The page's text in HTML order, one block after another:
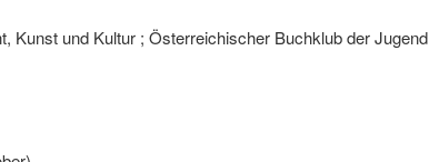
Kunst und Kultur ; Österreichischer Buchklub der Jugend